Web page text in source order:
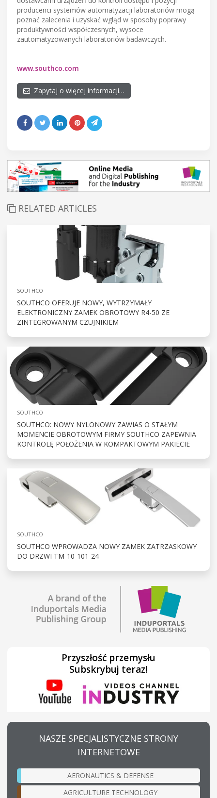
producenci systemów automatyzacji laboratoriów mogą
poznać zalecenia i uzyskać wgląd w sposoby poprawy
produktywności współczesnych, wysoce
zautomatyzowanych laboratoriów badawczych.
www.southco.com
Zapytaj o więcej informacji…
RELATED ARTICLES
SOUTHCO
SOUTHCO OFERUJE NOWY, WYTRZYMAŁY
ELEKTRONICZNY ZAMEK OBROTOWY R4-50 ZE
ZINTEGROWANYM CZUJNIKIEM
SOUTHCO
SOUTHCO: NOWY NYLONOWY ZAWIAS O STAŁYM
MOMENCIE OBROTOWYM FIRMY SOUTHCO ZAPEWNIA
KONTROLĘ POŁOŻENIA W KOMPAKTOWYM PAKIECIE
SOUTHCO
SOUTHCO WPROWADZA NOWY ZAMEK ZATRZASKOWY
DO DRZWI TM-10-101-24
Przyszłość przemysłu
Subskrybuj teraz!
NASZE SPECJALISTYCZNE STRONY
INTERNETOWE
AERONAUTICS & DEFENSE
AGRICULTURE TECHNOLOGY